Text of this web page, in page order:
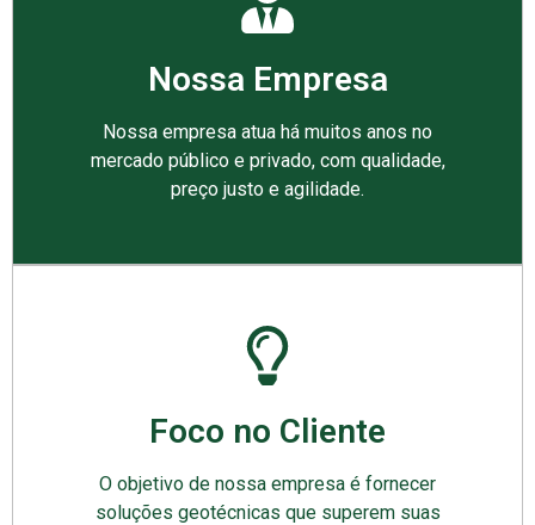
Nossa Empresa
Nossa empresa atua há muitos anos no
mercado público e privado, com qualidade,
preço justo e agilidade.
Foco no Cliente
O objetivo de nossa empresa é fornecer
soluções geotécnicas que superem suas